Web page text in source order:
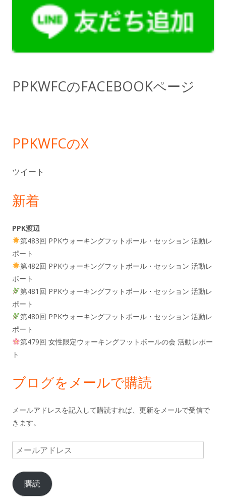
イ
ド
PPKWFCのFACEBOOKページ
PPKWFCのX
ツイート
新着
PPK渡辺
第483回 PPKウォーキングフットボール・セッション 活動レ
ポート
第482回 PPKウォーキングフットボール・セッション 活動レ
ポート
第481回 PPKウォーキングフットボール・セッション 活動レ
ポート
第480回 PPKウォーキングフットボール・セッション 活動レ
ポート
第479回 女性限定ウォーキングフットボールの会 活動レポー
ト
ブログをメールで購読
メールアドレスを記入して購読すれば、更新をメールで受信で
きます。
ー
ル
ア
購読